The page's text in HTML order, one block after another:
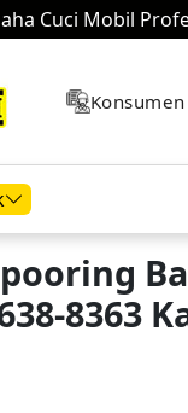
Cuci Mobil
Konsumen
Hidrolik Motor
8363